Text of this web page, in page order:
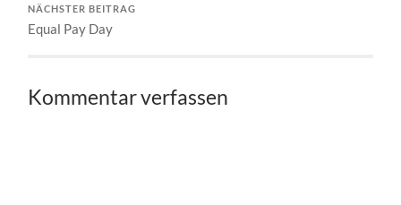
NÄCHSTER BEITRAG
Equal Pay Day
Kommentar verfassen